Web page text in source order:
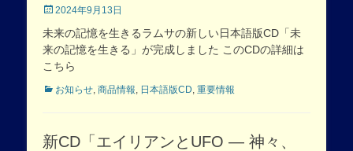
Posted
2024年9月13日
未来の記憶を生きるラムサの新しい日本語版CD「未
来の記憶を生きる」が完成しました このCDの詳細は
こちら
Categories
お知らせ, 商品情報, 日本語版CD, 重要情報
新CD「エイリアンとUFO ― 神々、